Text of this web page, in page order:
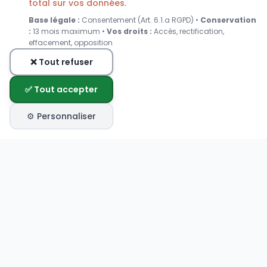
total sur vos données.
Base légale : Consentement (Art. 6.1.a RGPD) • Conservation
: 13 mois maximum • Vos droits : Accès, rectification,
effacement, opposition
❌ Tout refuser
✅ Tout accepter
⚙️ Personnaliser